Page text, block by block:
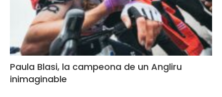
Paula Blasi, la campeona de un Angliru
inimaginable